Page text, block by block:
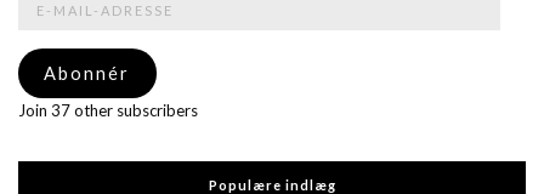
adresse
Abonnér
Join 37 other subscribers
Populære indlæg